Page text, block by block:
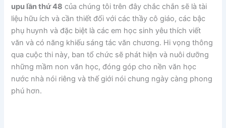
upu lần thứ 48 của chúng tôi trên đây chắc chắn sẽ là tài
liệu hữu ích và cần thiết đối với các thầy cô giáo, các bậc
phụ huynh và đặc biệt là các em học sinh yêu thích viết
văn và có năng khiếu sáng tác văn chương. Hi vọng thông
qua cuộc thi này, ban tổ chức sẽ phát hiện và nuôi dưỡng
những mầm non văn học, đóng góp cho nền văn học
nước nhà nói riêng và thế giới nói chung ngày càng phong
phú hơn.